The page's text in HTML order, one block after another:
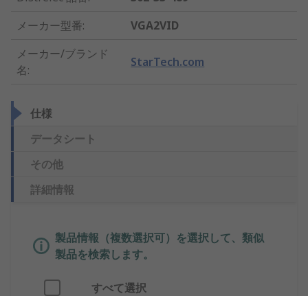
メーカー型番:
VGA2VID
メーカー/ブランド
名:
StarTech.com
仕様
データシート
その他
詳細情報
製品情報（複数選択可）を選択して、類似
製品を検索します。
すべて選択